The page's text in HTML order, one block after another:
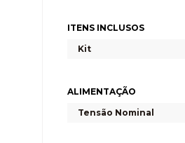
ITENS INCLUSOS
Kit
ALIMENTAÇÃO
Tensão Nominal